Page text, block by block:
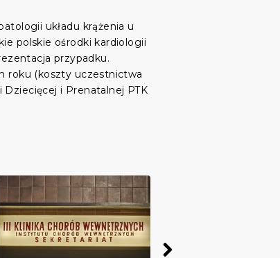
układu krążenia u
polskie ośrodki kardiologii
przypadku.
roku (koszty uczestnictwa
i Prenatalnej PTK